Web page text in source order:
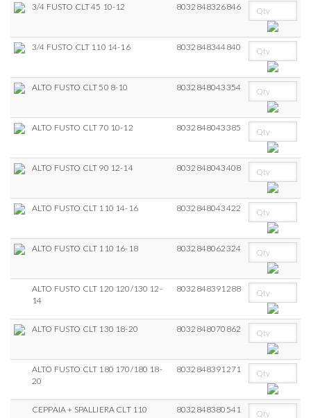
3/4 FUSTO CLT 45 10-12 8032848326846
3/4 FUSTO CLT 110 14-16 8032848344840
ALTO FUSTO CLT 50 8-10 8032848043354
ALTO FUSTO CLT 70 10-12 8032848043385
ALTO FUSTO CLT 90 12-14 8032848043408
ALTO FUSTO CLT 110 14-16 8032848043422
ALTO FUSTO CLT 110 16-18 8032848062324
ALTO FUSTO CLT 120 120/130 12-
14
8032848391288
ALTO FUSTO CLT 130 18-20 8032848070862
ALTO FUSTO CLT 180 170/180 18-
20
8032848391271
CEPPAIA + SPALLIERA CLT 110 8032848380541